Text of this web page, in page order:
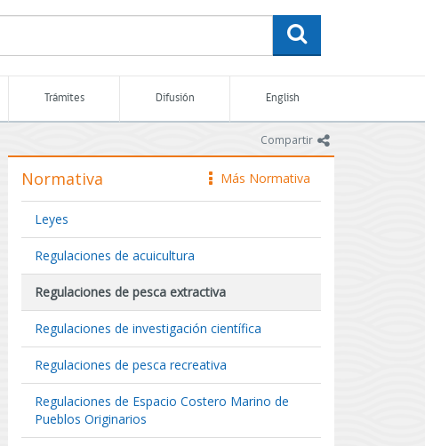
Trámites Difusión English
Compartir icono
icono
Más Normativa
Normativa
Leyes
Regulaciones de acuicultura
Regulaciones de pesca extractiva
Regulaciones de investigación científica
Regulaciones de pesca recreativa
Regulaciones de Espacio Costero Marino de
Pueblos Originarios